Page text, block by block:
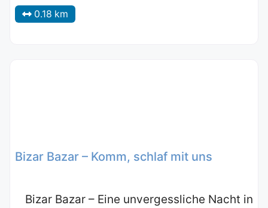
0.18 km
Bizar Bazar – Komm, schlaf mit uns
Bizar Bazar – Eine unvergessliche Nacht in